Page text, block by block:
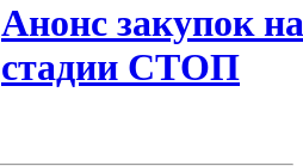
Анонс закупок на
стадии СТОП